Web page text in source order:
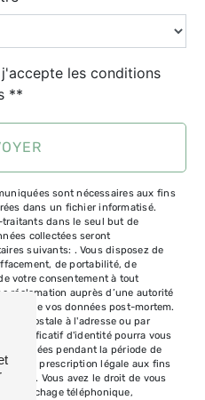
les conditions
**
sont nécessaires aux fins
dans un fichier informatisé.
dans le seul but de
collectées seront
suivants: . Vous disposez de
de portabilité, de
votre consentement à tout
réclamation auprès d’une autorité
sort de vos données post-mortem.
voie postale à l'adresse ou par
justificatif d'identité pourra vous
données pendant la période de
de prescription légale aux fins
Vous avez le droit de vous
démarchage téléphonique,